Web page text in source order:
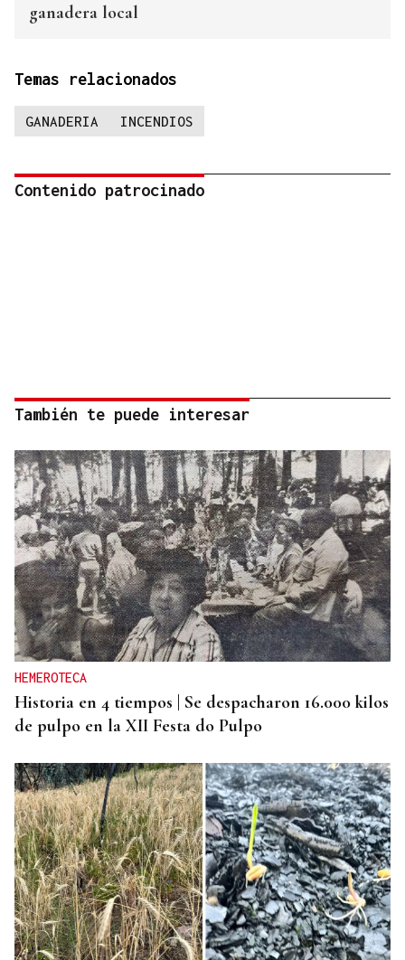
ganadera local
Temas relacionados
GANADERIA INCENDIOS
Contenido patrocinado
También te puede interesar
HEMEROTECA
Historia en 4 tiempos | Se despacharon 16.000 kilos
de pulpo en la XII Festa do Pulpo